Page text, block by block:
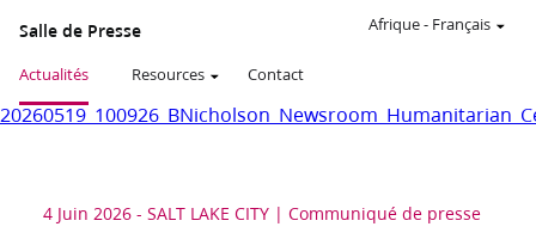
Salle de Presse
Actualités Resources Contact
Afrique- Français
4 Juin 2026 - SALT LAKE CITY Communiqué de presse